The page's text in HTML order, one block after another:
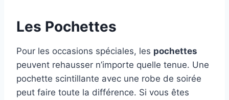
Les Pochettes
Pour les occasions spéciales, les pochettes
peuvent rehausser n’importe quelle tenue. Une
pochette scintillante avec une robe de soirée
peut faire toute la différence. Si vous êtes